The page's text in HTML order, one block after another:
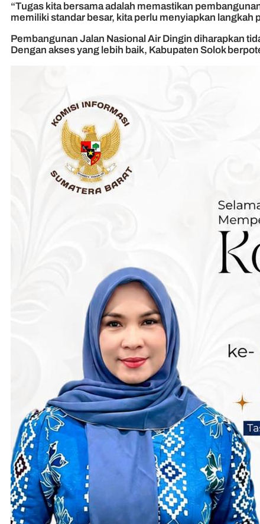
“Tugas kita bersama adalah memastikan
memiliki standar besar, kita perlu menyiapkan
Pembangunan Jalan Nasional Air Dingin diharapkan
Dengan akses yang lebih baik, Kabupaten Solok